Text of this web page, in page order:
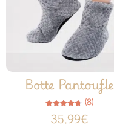
Botte Pantoufle
4.75
sur 5
(8)
35.99€